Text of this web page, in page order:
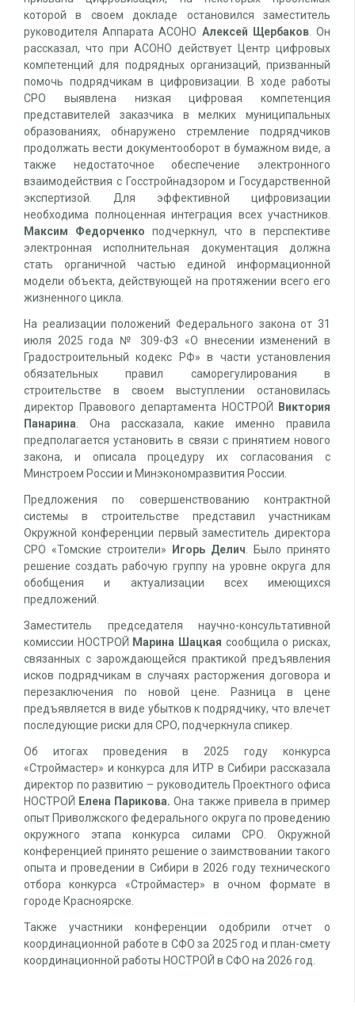
которой в своем докладе остановился заместитель
руководителя Аппарата АСОНО Алексей Щербаков. Он
рассказал, что при АСОНО действует Центр цифровых
компетенций для подрядных организаций, призванный
помочь подрядчикам в цифровизации. В ходе работы
СРО выявлена низкая цифровая компетенция
представителей заказчика в мелких муниципальных
образованиях, обнаружено стремление подрядчиков
продолжать вести документооборот в бумажном виде, а
также недостаточное обеспечение электронного
взаимодействия с Госстройнадзором и Государственной
экспертизой. Для эффективной цифровизации
необходима полноценная интеграция всех участников.
Максим Федорченко подчеркнул, что в перспективе
электронная исполнительная документация должна
стать органичной частью единой информационной
модели объекта, действующей на протяжении всего его
жизненного цикла.
На реализации положений Федерального закона от 31
июля 2025 года № 309-ФЗ «О внесении изменений в
Градостроительный кодекс РФ» в части установления
обязательных правил саморегулирования в
строительстве в своем выступлении остановилась
директор Правового департамента НОСТРОЙ
Виктория
Панарина . Она рассказала, какие именно правила
предполагается установить в связи с принятием нового
закона, и описала процедуру их согласования с
Минстроем России и Минэкономразвития России.
Предложения по совершенствованию контрактной
системы в строительстве представил участникам
Окружной конференции первый заместитель директора
СРО «Томские строители»
Игорь Делич . Было принято
решение создать рабочую группу на уровне округа для
обобщения и актуализации всех имеющихся
предложений.
Заместитель председателя научно-консультативной
комиссии НОСТРОЙ Марина Шацкая сообщила о рисках,
связанных с зарождающейся практикой предъявления
исков подрядчикам в случаях расторжения договора и
перезаключения по новой цене. Разница в цене
предъявляется в виде убытков к подрядчику, что влечет
последующие риски для СРО, подчеркнула спикер.
Об итогах проведения в 2025 году конкурса
«Строймастер» и конкурса для ИТР в Сибири рассказала
директор по развитию – руководитель Проектного офиса
НОСТРОЙ Елена Парикова. Она также привела в пример
опыт Приволжского федерального округа по проведению
окружного этапа конкурса силами СРО. Окружной
конференцией принято решение о заимствовании такого
опыта и проведении в Сибири в 2026 году технического
отбора конкурса «Строймастер» в очном формате в
городе Красноярске.
Также участники конференции одобрили отчет о
координационной работе в СФО за 2025 год и план-смету
координационной работы НОСТРОЙ в СФО на 2026 год.